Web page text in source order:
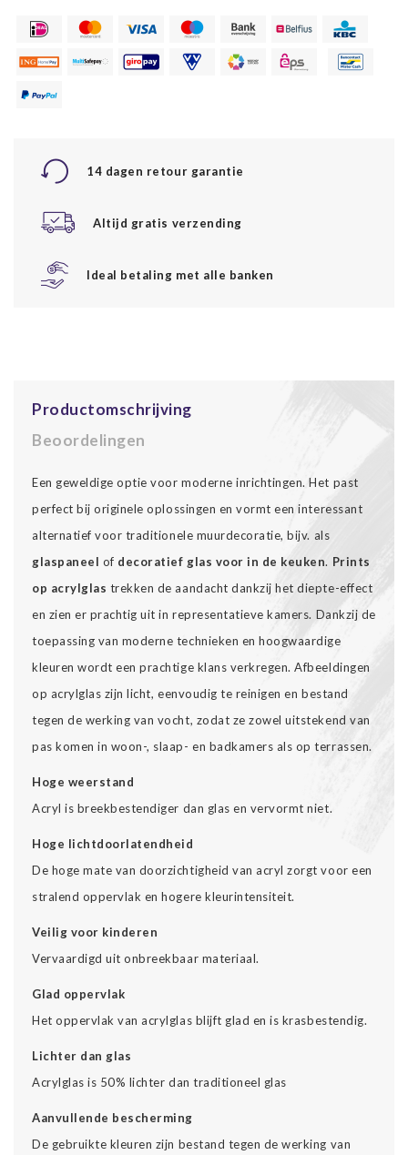
14 dagen retour garantie
Altijd gratis verzending
Ideal betaling met alle banken
Productomschrijving
Beoordelingen
Een geweldige optie voor moderne inrichtingen. Het past
perfect bij originele oplossingen en vormt een interessant
alternatief voor traditionele muurdecoratie, bijv. als
glaspaneel of decoratief glas voor in de keuken. Prints
op acrylglas trekken de aandacht dankzij het diepte-effect
en zien er prachtig uit in representatieve kamers. Dankzij de
toepassing van moderne technieken en hoogwaardige
kleuren wordt een prachtige klans verkregen. Afbeeldingen
op acrylglas zijn licht, eenvoudig te reinigen en bestand
tegen de werking van vocht, zodat ze zowel uitstekend van
pas komen in woon-, slaap- en badkamers als op terrassen.
Hoge weerstand
Acryl is breekbestendiger dan glas en vervormt niet.
Hoge lichtdoorlatendheid
De hoge mate van doorzichtigheid van acryl zorgt voor een
stralend oppervlak en hogere kleurintensiteit.
Veilig voor kinderen
Vervaardigd uit onbreekbaar materiaal.
Glad oppervlak
Het oppervlak van acrylglas blijft glad en is krasbestendig.
Lichter dan glas
Acrylglas is 50% lichter dan traditioneel glas
Aanvullende bescherming
De gebruikte kleuren zijn bestand tegen de werking van